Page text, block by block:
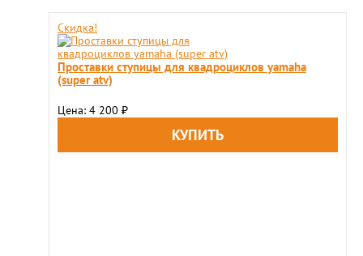
Скидка!
Проставки ступицы для квадроциклов yamaha
(super atv)
Цена: 4 200 ₽